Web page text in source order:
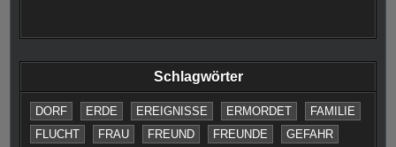
Schlagwörter
DORF ERDE EREIGNISSE ERMORDET
FAMILIE
FLUCHT
FRAU FREUND FREUNDE
GEFAHR